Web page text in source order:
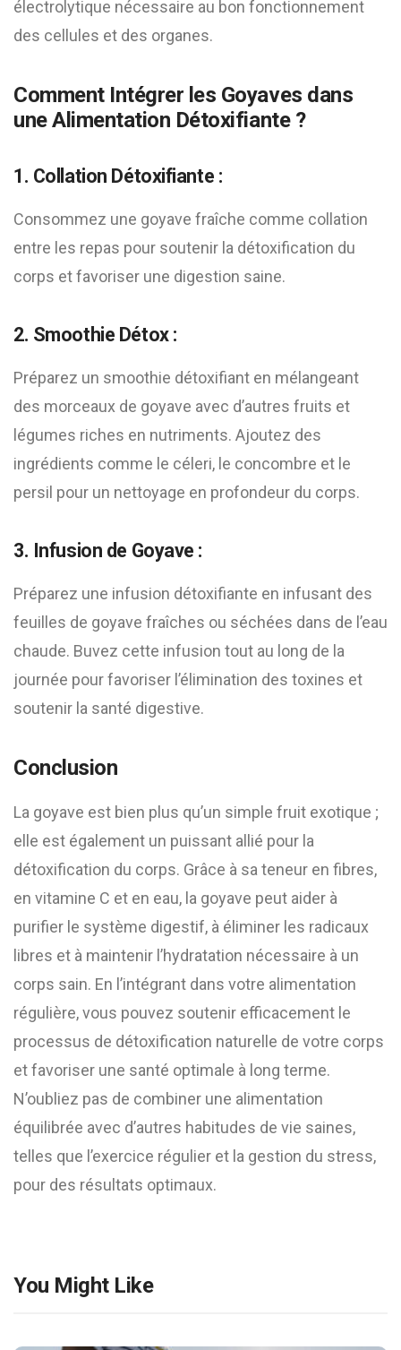
électrolytique nécessaire au bon fonctionnement
des cellules et des organes.
Comment Intégrer les Goyaves dans
une Alimentation Détoxifiante ?
1. Collation Détoxifiante :
Consommez une goyave fraîche comme collation
entre les repas pour soutenir la détoxification du
corps et favoriser une digestion saine.
2. Smoothie Détox :
Préparez un smoothie détoxifiant en mélangeant
des morceaux de goyave avec d’autres fruits et
légumes riches en nutriments. Ajoutez des
ingrédients comme le céleri, le concombre et le
persil pour un nettoyage en profondeur du corps.
3. Infusion de Goyave :
Préparez une infusion détoxifiante en infusant des
feuilles de goyave fraîches ou séchées dans de l’eau
chaude. Buvez cette infusion tout au long de la
journée pour favoriser l’élimination des toxines et
soutenir la santé digestive.
Conclusion
La goyave est bien plus qu’un simple fruit exotique ;
elle est également un puissant allié pour la
détoxification du corps. Grâce à sa teneur en fibres,
en vitamine C et en eau, la goyave peut aider à
purifier le système digestif, à éliminer les radicaux
libres et à maintenir l’hydratation nécessaire à un
corps sain. En l’intégrant dans votre alimentation
régulière, vous pouvez soutenir efficacement le
processus de détoxification naturelle de votre corps
et favoriser une santé optimale à long terme.
N’oubliez pas de combiner une alimentation
équilibrée avec d’autres habitudes de vie saines,
telles que l’exercice régulier et la gestion du stress,
pour des résultats optimaux.
You Might Like